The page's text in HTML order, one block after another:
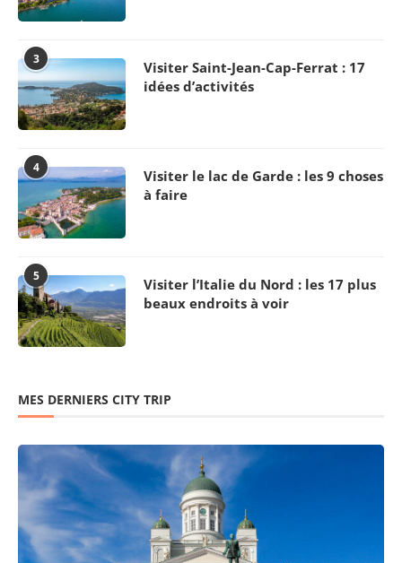
3
Visiter Saint-Jean-Cap-Ferrat : 17
idées d’activités
4
Visiter le lac de Garde : les 9 choses
à faire
5
Visiter l’Italie du Nord : les 17 plus
beaux endroits à voir
MES DERNIERS CITY TRIP